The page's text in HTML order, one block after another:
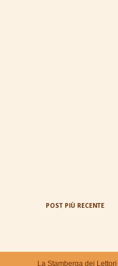
POST PIÙ RECENTE
La Stamberga dei Lettori